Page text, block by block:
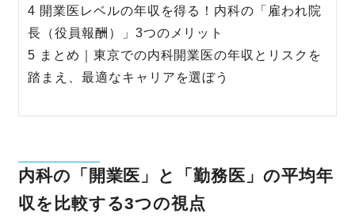
4 開業医レベルの年収を得る！内科の「雇われ院
長（役員報酬）」3つのメリット
5 まとめ｜東京での内科開業医の年収とリスクを
踏まえ、最適なキャリアを選ぼう
内科の「開業医」と「勤務医」の平均年
収を比較する3つの視点